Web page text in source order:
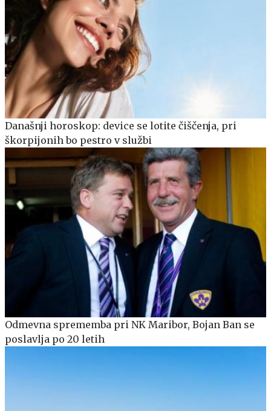
Današnji horoskop: device se lotite čiščenja, pri
škorpijonih bo pestro v službi
Odmevna sprememba pri NK Maribor, Bojan Ban se
poslavlja po 20 letih